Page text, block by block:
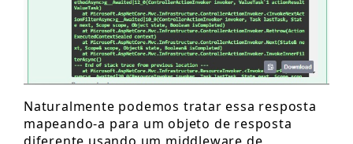
Naturalmente podemos tratar essa resposta
mapeando-a para um objeto de resposta